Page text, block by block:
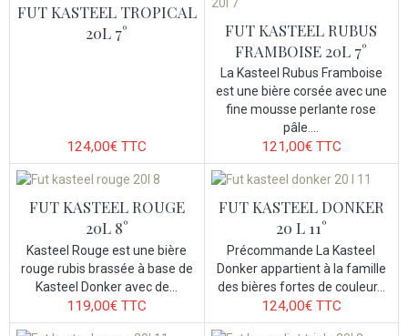
FUT KASTEEL TROPICAL
20L 7°
124,00€TTC
FUT KASTEEL RUBUS
FRAMBOISE 20L 7°
La Kasteel Rubus Framboise
est une bière corsée avec une
fine mousse perlante rose
pâle....
121,00€ TTC
FUT KASTEEL ROUGE
20L 8°
Kasteel Rouge est une bière
rouge rubis brassée à base de
Kasteel Donker avec de...
119,00€TTC
FUT KASTEEL DONKER
20 L 11°
Précommande La Kasteel
Donker appartient à la famille
des bières fortes de couleur...
124,00€ TTC